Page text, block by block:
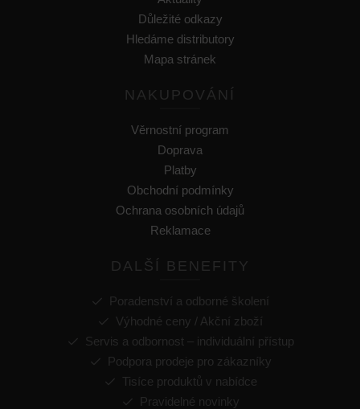
Důležité odkazy
Hledáme distributory
Mapa stránek
NAKUPOVÁNÍ
Věrnostní program
Doprava
Platby
Obchodní podmínky
Ochrana osobních údajů
Reklamace
DALŠÍ BENEFITY
Poradenství a odborné školení
Výhodné ceny / Akční zboží
Servis a odbornost – individuální přístup
Podpora prodeje pro zákazníky
Tisíce produktů v nabídce
Pravidelné novinky